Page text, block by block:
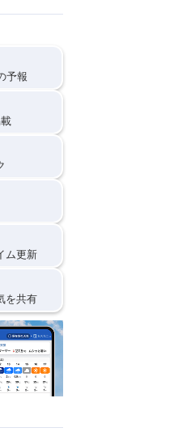
予報
ム更新
を共有